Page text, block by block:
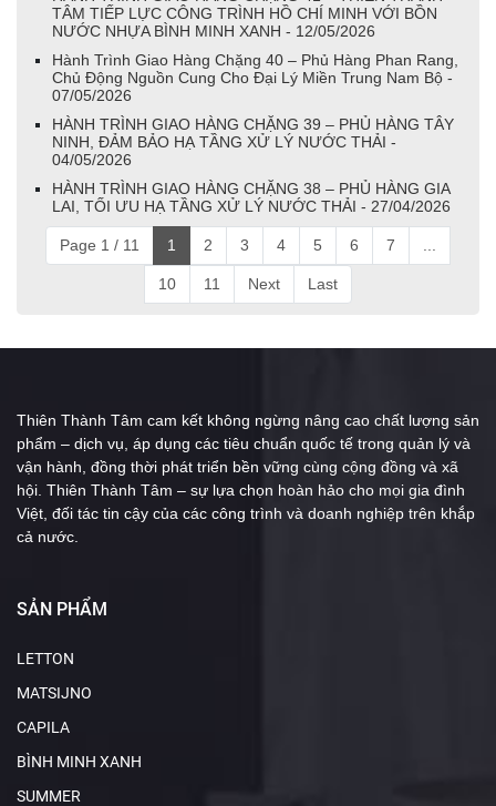
TÂM TIẾP LỰC CÔNG TRÌNH HỒ CHÍ MINH VỚI BỒN
NƯỚC NHỰA BÌNH MINH XANH - 12/05/2026
Hành Trình Giao Hàng Chặng 40 – Phủ Hàng Phan Rang,
Chủ Động Nguồn Cung Cho Đại Lý Miền Trung Nam Bộ -
07/05/2026
HÀNH TRÌNH GIAO HÀNG CHẶNG 39 – PHỦ HÀNG TÂY
NINH, ĐẢM BẢO HẠ TẦNG XỬ LÝ NƯỚC THẢI -
04/05/2026
HÀNH TRÌNH GIAO HÀNG CHẶNG 38 – PHỦ HÀNG GIA
LAI, TỐI ƯU HẠ TẦNG XỬ LÝ NƯỚC THẢI - 27/04/2026
Page 1 / 11 1 2 3 4 5 6 7
10 11 Next Last
Thiên Thành Tâm cam kết không ngừng nâng cao chất lượng sản
phẩm – dịch vụ, áp dụng các tiêu chuẩn quốc tế trong quản lý và
vận hành, đồng thời phát triển bền vững cùng cộng đồng và xã
hội. Thiên Thành Tâm – sự lựa chọn hoàn hảo cho mọi gia đình
Việt, đối tác tin cậy của các công trình và doanh nghiệp trên khắp
cả nước.
SẢN PHẨM
LETTON
MATSIJNO
CAPILA
BÌNH MINH XANH
SUMMER